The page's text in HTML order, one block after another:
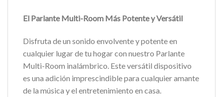
El Parlante Multi-Room Más Potente y Versátil
Disfruta de un sonido envolvente y potente en
cualquier lugar de tu hogar con nuestro Parlante
Multi-Room inalámbrico. Este versátil dispositivo
es una adición imprescindible para cualquier amante
de la música y el entretenimiento en casa.